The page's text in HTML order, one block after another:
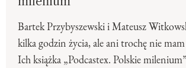
Bartek Przybyszewski i Mateusz
kilka godzin życia, ale ani trochę nie mam
Ich książka „Podcastex. Polskie